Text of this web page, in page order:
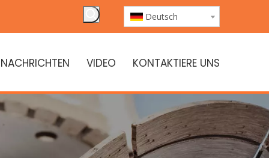
Deutsch
NACHRICHTEN VIDEO KONTAKTIERE UNS